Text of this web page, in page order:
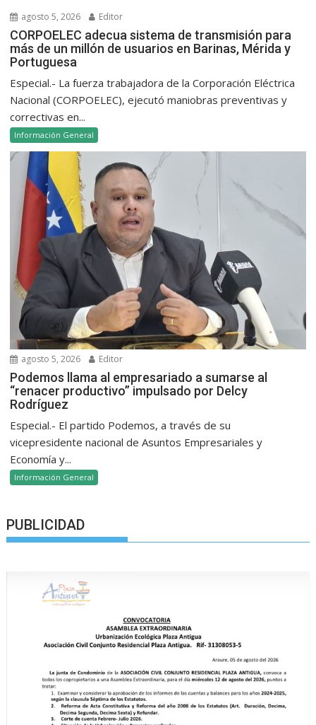
agosto 5, 2026 Editor
CORPOELEC adecua sistema de transmisión para
más de un millón de usuarios en Barinas, Mérida y
Portuguesa
Especial.- La fuerza trabajadora de la Corporación Eléctrica
Nacional (CORPOELEC), ejecutó maniobras preventivas y
correctivas en...
Información General
agosto 5, 2026 Editor
Podemos llama al empresariado a sumarse al
“renacer productivo” impulsado por Delcy
Rodríguez
Especial.- El partido Podemos, a través de su
vicepresidente nacional de Asuntos Empresariales y
Economía y...
Información General
PUBLICIDAD